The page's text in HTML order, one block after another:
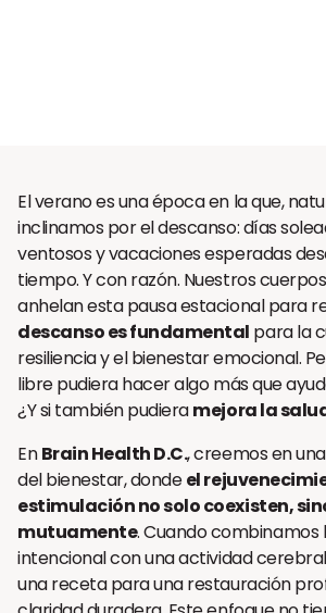
El verano es una época en la que,
inclinamos por el descanso: días
ventosos y vacaciones esperadas
tiempo. Y con razón. Nuestros
anhelan esta pausa estacional para
descanso es fundamental para la
resiliencia y el bienestar emocional.
libre pudiera hacer algo más que
¿Y si también pudieramejora la
EnBrain Health D.C., creemos en
del bienestar, dondeel
estimulación no solo coexisten,
mutuamente. Cuando combinamos
intencional con una actividad
una receta para una restauración